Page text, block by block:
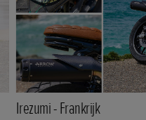
Irezumi - Frankrijk